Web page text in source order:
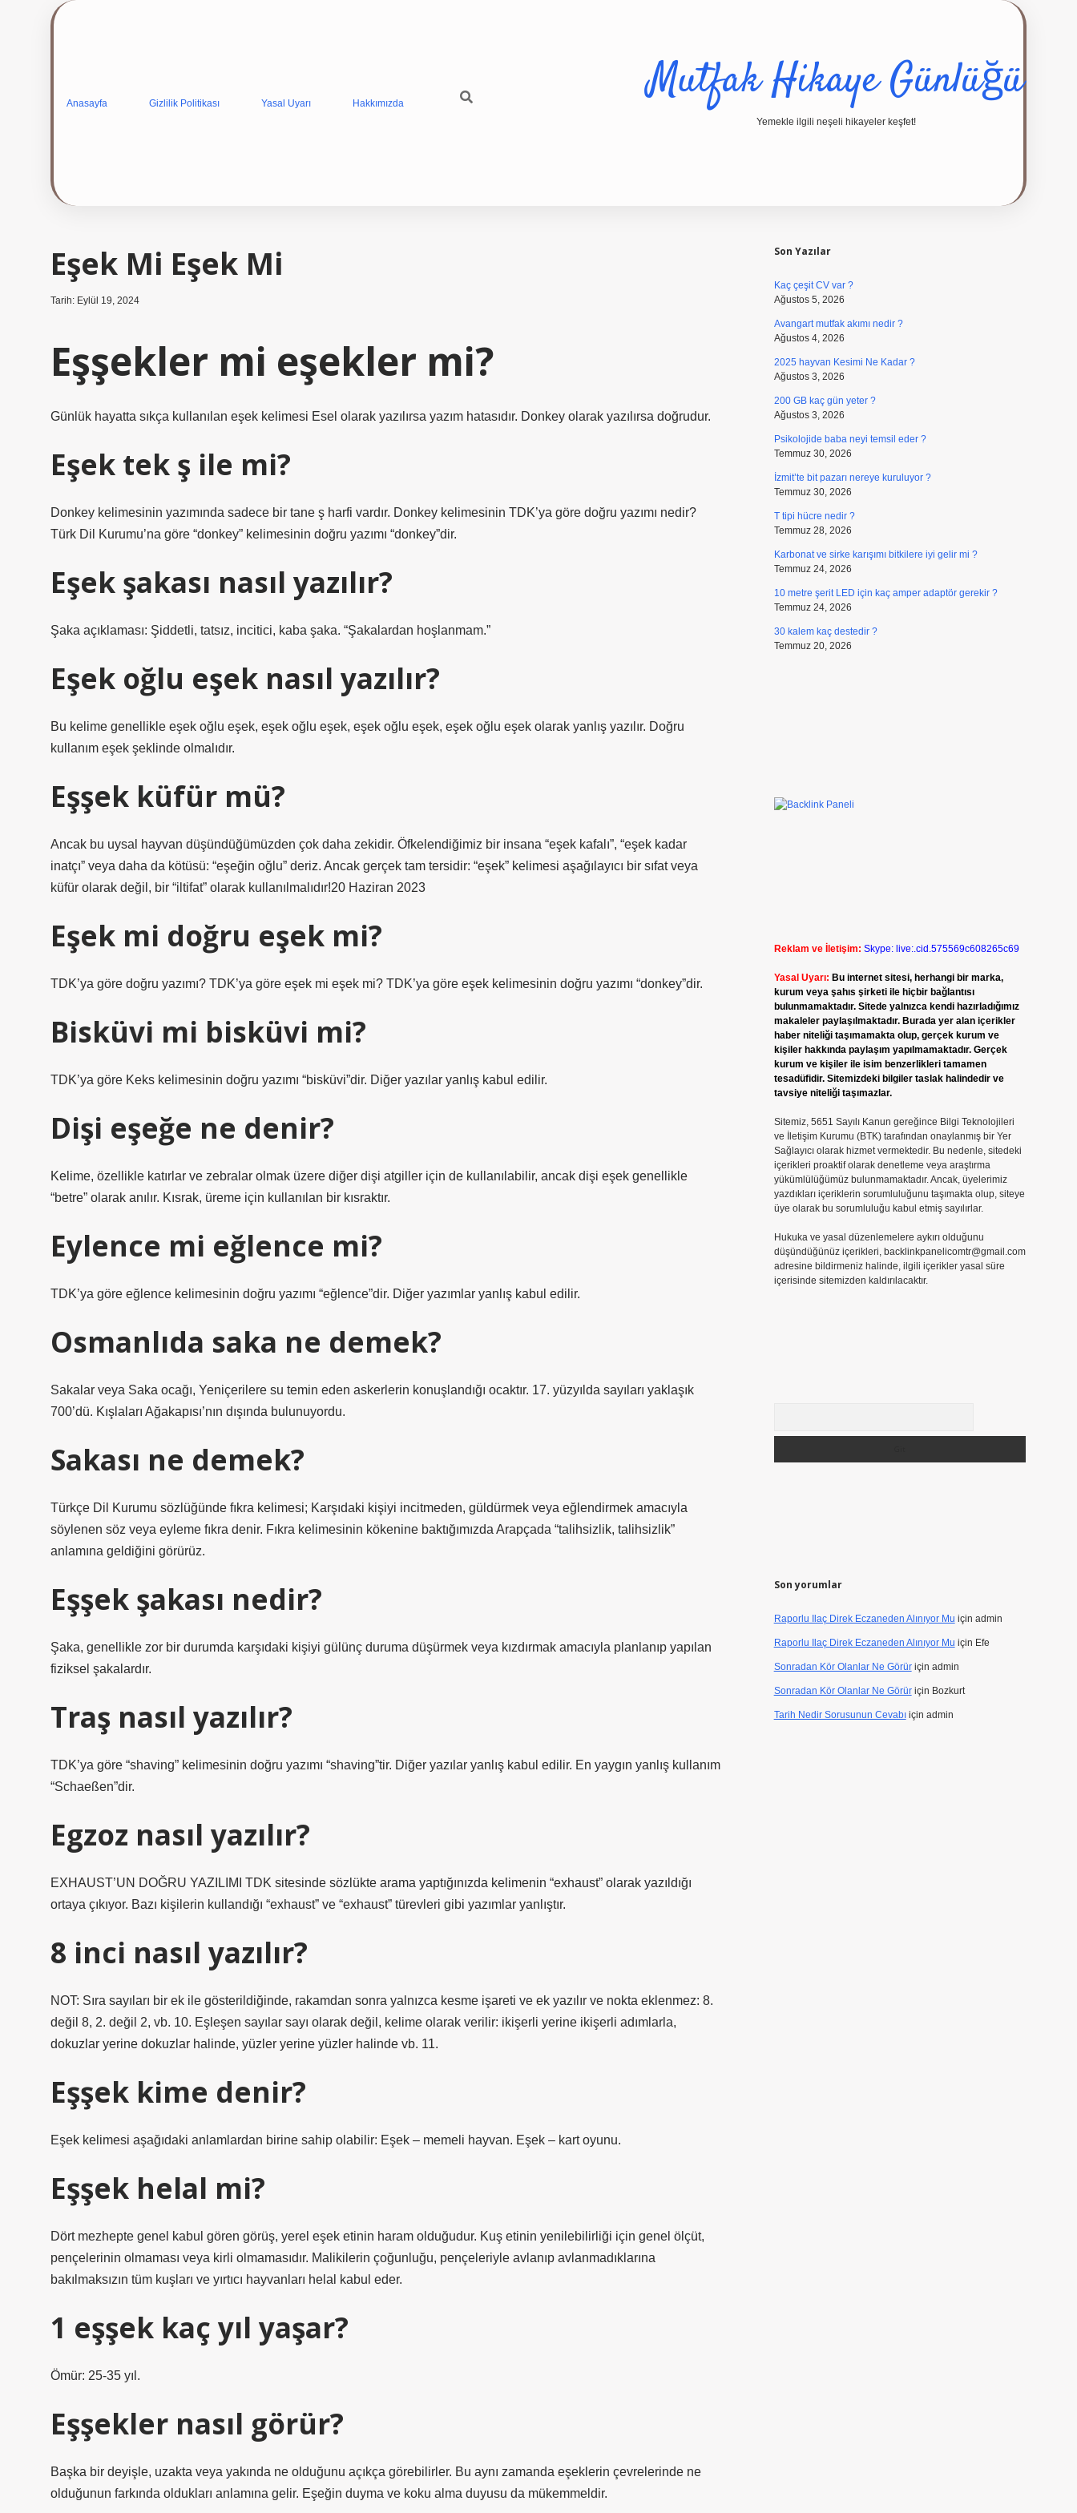
Anasayfa Gizlilik Politikası Yasal Uyarı Hakkımızda Mutfak Hikaye Günlüğü
Yemekle ilgili neşeli hikayeler keşfet!
Eşek Mi Eşek Mi
Tarih: Eylül 19, 2024
Eşşekler mi eşekler mi?
Günlük hayatta sıkça kullanılan eşek kelimesi Esel olarak yazılırsa yazım hatasıdır. Donkey olarak yazılırsa doğrudur.
Eşek tek ş ile mi?
Donkey kelimesinin yazımında sadece bir tane ş harfi vardır. Donkey kelimesinin TDK’ya göre doğru yazımı nedir?
Türk Dil Kurumu’na göre “donkey” kelimesinin doğru yazımı “donkey”dir.
Eşek şakası nasıl yazılır?
Şaka açıklaması: Şiddetli, tatsız, incitici, kaba şaka. “Şakalardan hoşlanmam.”
Eşek oğlu eşek nasıl yazılır?
Bu kelime genellikle eşek oğlu eşek, eşek oğlu eşek, eşek oğlu eşek, eşek oğlu eşek olarak yanlış yazılır. Doğru
kullanım eşek şeklinde olmalıdır.
Eşşek küfür mü?
Ancak bu uysal hayvan düşündüğümüzden çok daha zekidir. Öfkelendiğimiz bir insana “eşek kafalı”, “eşek kadar
inatçı” veya daha da kötüsü: “eşeğin oğlu” deriz. Ancak gerçek tam tersidir: “eşek” kelimesi aşağılayıcı bir sıfat veya
küfür olarak değil, bir “iltifat” olarak kullanılmalıdır!20 Haziran 2023
Eşek mi doğru eşek mi?
TDK’ya göre doğru yazımı? TDK’ya göre eşek mi eşek mi? TDK’ya göre eşek kelimesinin doğru yazımı “donkey”dir.
Bisküvi mi bisküvi mi?
TDK’ya göre Keks kelimesinin doğru yazımı “bisküvi”dir. Diğer yazılar yanlış kabul edilir.
Dişi eşeğe ne denir?
Kelime, özellikle katırlar ve zebralar olmak üzere diğer dişi atgiller için de kullanılabilir, ancak dişi eşek genellikle
“betre” olarak anılır. Kısrak, üreme için kullanılan bir kısraktır.
Eylence mi eğlence mi?
TDK’ya göre eğlence kelimesinin doğru yazımı “eğlence”dir. Diğer yazımlar yanlış kabul edilir.
Osmanlıda saka ne demek?
Sakalar veya Saka ocağı, Yeniçerilere su temin eden askerlerin konuşlandığı ocaktır. 17. yüzyılda sayıları yaklaşık
700’dü. Kışlaları Ağakapısı’nın dışında bulunuyordu.
Sakası ne demek?
Türkçe Dil Kurumu sözlüğünde fıkra kelimesi; Karşıdaki kişiyi incitmeden, güldürmek veya eğlendirmek amacıyla
söylenen söz veya eyleme fıkra denir. Fıkra kelimesinin kökenine baktığımızda Arapçada “talihsizlik, talihsizlik”
anlamına geldiğini görürüz.
Eşşek şakası nedir?
Şaka, genellikle zor bir durumda karşıdaki kişiyi gülünç duruma düşürmek veya kızdırmak amacıyla planlanıp yapılan
fiziksel şakalardır.
Traş nasıl yazılır?
TDK’ya göre “shaving” kelimesinin doğru yazımı “shaving”tir. Diğer yazılar yanlış kabul edilir. En yaygın yanlış kullanım
“Schaeßen”dir.
Egzoz nasıl yazılır?
EXHAUST’UN DOĞRU YAZILIMI TDK sitesinde sözlükte arama yaptığınızda kelimenin “exhaust” olarak yazıldığı
ortaya çıkıyor. Bazı kişilerin kullandığı “exhaust” ve “exhaust” türevleri gibi yazımlar yanlıştır.
8 inci nasıl yazılır?
NOT: Sıra sayıları bir ek ile gösterildiğinde, rakamdan sonra yalnızca kesme işareti ve ek yazılır ve nokta eklenmez: 8.
değil 8, 2. değil 2, vb. 10. Eşleşen sayılar sayı olarak değil, kelime olarak verilir: ikişerli yerine ikişerli adımlarla,
dokuzlar yerine dokuzlar halinde, yüzler yerine yüzler halinde vb. 11.
Eşşek kime denir?
Eşek kelimesi aşağıdaki anlamlardan birine sahip olabilir: Eşek – memeli hayvan. Eşek – kart oyunu.
Eşşek helal mi?
Dört mezhepte genel kabul gören görüş, yerel eşek etinin haram olduğudur. Kuş etinin yenilebilirliği için genel ölçüt,
pençelerinin olmaması veya kirli olmamasıdır. Malikilerin çoğunluğu, pençeleriyle avlanıp avlanmadıklarına
bakılmaksızın tüm kuşları ve yırtıcı hayvanları helal kabul eder.
1 eşşek kaç yıl yaşar?
Ömür: 25-35 yıl.
Eşşekler nasıl görür?
Başka bir deyişle, uzakta veya yakında ne olduğunu açıkça görebilirler. Bu aynı zamanda eşeklerin çevrelerinde ne
olduğunun farkında oldukları anlamına gelir. Eşeğin duyma ve koku alma duyusu da mükemmeldir.
Son Yazılar
Kaç çeşit CV var ?
Ağustos 5, 2026
Avangart mutfak akımı nedir ?
Ağustos 4, 2026
2025 hayvan Kesimi Ne Kadar ?
Ağustos 3, 2026
200 GB kaç gün yeter ?
Ağustos 3, 2026
Psikolojide baba neyi temsil eder ?
Temmuz 30, 2026
İzmit’te bit pazarı nereye kuruluyor ?
Temmuz 30, 2026
T tipi hücre nedir ?
Temmuz 28, 2026
Karbonat ve sirke karışımı bitkilere iyi gelir mi ?
Temmuz 24, 2026
10 metre şerit LED için kaç amper adaptör gerekir ?
Temmuz 24, 2026
30 kalem kaç destedir ?
Temmuz 20, 2026
Reklam ve İletişim: Skype: live:.cid.575569c608265c69
Yasal Uyarı: Bu internet sitesi, herhangi bir marka,
kurum veya şahıs şirketi ile hiçbir bağlantısı
bulunmamaktadır. Sitede yalnızca kendi hazırladığımız
makaleler paylaşılmaktadır. Burada yer alan içerikler
haber niteliği taşımamakta olup, gerçek kurum ve
kişiler hakkında paylaşım yapılmamaktadır. Gerçek
kurum ve kişiler ile isim benzerlikleri tamamen
tesadüfidir. Sitemizdeki bilgiler taslak halindedir ve
tavsiye niteliği taşımazlar.
Sitemiz, 5651 Sayılı Kanun gereğince Bilgi Teknolojileri
ve İletişim Kurumu (BTK) tarafından onaylanmış bir Yer
Sağlayıcı olarak hizmet vermektedir. Bu nedenle, sitedeki
içerikleri proaktif olarak denetleme veya araştırma
yükümlülüğümüz bulunmamaktadır. Ancak, üyelerimiz
yazdıkları içeriklerin sorumluluğunu taşımakta olup, siteye
üye olarak bu sorumluluğu kabul etmiş sayılırlar.
Hukuka ve yasal düzenlemelere aykırı olduğunu
düşündüğünüz içerikleri, backlinkpanelicomtr@gmail.com
adresine bildirmeniz halinde, ilgili içerikler yasal süre
içerisinde sitemizden kaldırılacaktır.
Son yorumlar
Raporlu Ilaç Direk Eczaneden Alınıyor Mu için admin
Raporlu Ilaç Direk Eczaneden Alınıyor Mu için Efe
Sonradan Kör Olanlar Ne Görüriçin admin
Sonradan Kör Olanlar Ne Görüriçin Bozkurt
Tarih Nedir Sorusunun Cevabıiçin admin